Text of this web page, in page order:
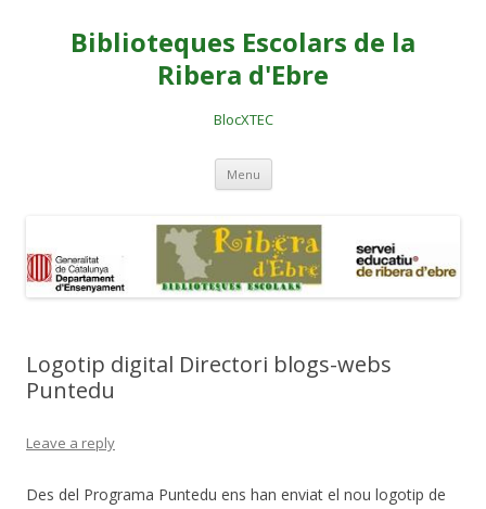
Biblioteques Escolars de la
Ribera d'Ebre
BlocXTEC
Menu Skip
content
Logotip digital Directori blogs-webs
Puntedu
Leave a reply
Des del Programa Puntedu ens han enviat el nou logotip de